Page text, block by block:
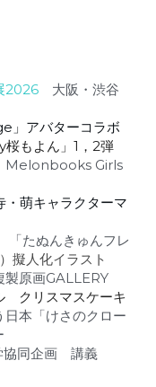
2026 大阪・渋谷
」アバターコラボ
もよん」1，2弾
Melonbooks Girls
・萌キャラクターマ
「たぬんきゅんフレ
擬人化イラスト
原画GALLERY
クリスマスケーキ
本「けさのクロー
同企画　講義